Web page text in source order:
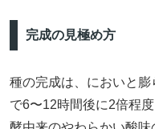
完成の見極め方
種の完成は、においと
で6〜12時間後に2倍程